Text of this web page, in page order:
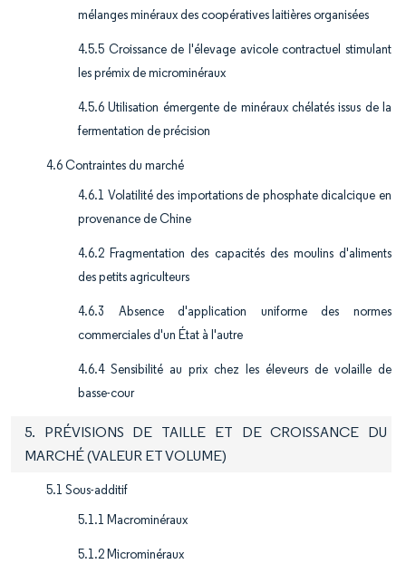
mélanges minéraux des coopératives laitières organisées
4.5.5 Croissance de l'élevage avicole contractuel stimulant
les prémix de microminéraux
4.5.6 Utilisation émergente de minéraux chélatés issus de la
fermentation de précision
4.6 Contraintes du marché
4.6.1 Volatilité des importations de phosphate dicalcique en
provenance de Chine
4.6.2 Fragmentation des capacités des moulins d'aliments
des petits agriculteurs
4.6.3 Absence d'application uniforme des normes
commerciales d'un État à l'autre
4.6.4 Sensibilité au prix chez les éleveurs de volaille de
basse-cour
5. PRÉVISIONS DE TAILLE ET DE CROISSANCE DU
MARCHÉ (VALEUR ET VOLUME)
5.1 Sous-additif
5.1.1 Macrominéraux
5.1.2 Microminéraux